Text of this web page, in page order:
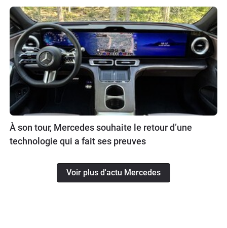
À son tour, Mercedes souhaite le retour d’une
technologie qui a fait ses preuves
Voir plus d'actu Mercedes